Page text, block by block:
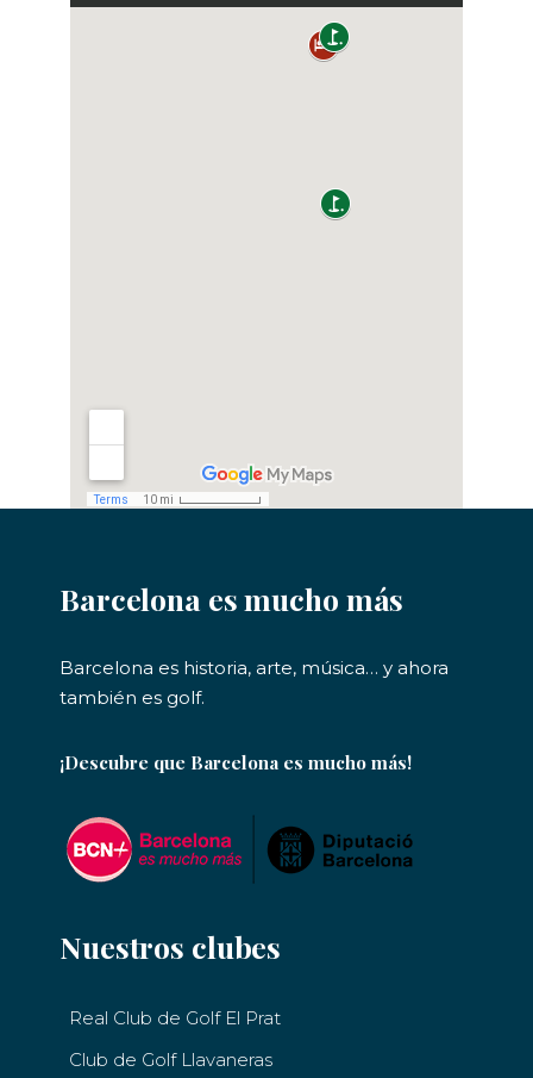
Barcelona es mucho más
Barcelona es historia, arte, música… y ahora
también es golf.
¡Descubre que Barcelona es mucho más!
Nuestros clubes
Real Club de Golf El Prat
Club de Golf Llavaneras